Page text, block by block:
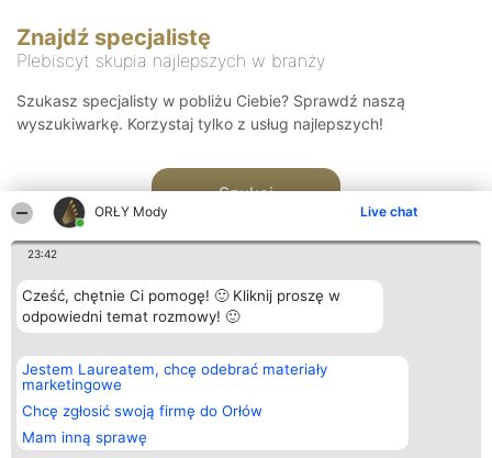
ORŁY Mody Live chat
23:42
Cześć, chętnie Ci pomogę! 🙂 Kliknij proszę w
odpowiedni temat rozmowy! 🙂
Jestem Laureatem, chcę odebrać materiały
marketingowe
Chcę zgłosić swoją firmę do Orłów
Mam inną sprawę
Znajdź specjalistę
Plebiscyt skupia najlepszych w branży
Szukasz specjalisty w pobliżu Ciebie? Sprawdź naszą
wyszukiwarkę. Korzystaj tylko z usług najlepszych!
Szukaj
Organizator plebiscytu
Bright Side Solutions sp. z o.
o. sp. k.
ul. Ruska 22
Wrocław 50-079
KRS 0000749100 | Regon
381313360 | NIP 8943132676
Plebiscyt
Laureaci
wszystkich
Laureatów
Regulamin
Kontakt
Kontakt